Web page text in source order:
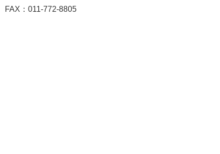
FAX：011-772-8805